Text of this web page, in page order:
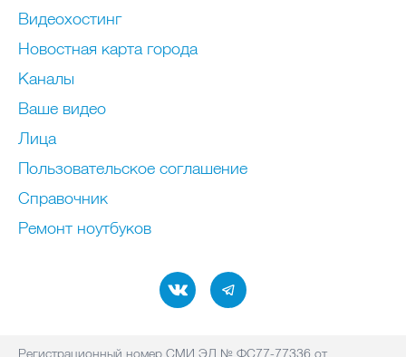
Видеохостинг
Новостная карта города
Каналы
Ваше видео
Лица
Пользовательское соглашение
Справочник
Ремонт нoутбуков
Регистрационный номер СМИ ЭЛ № ФС77-77336 от